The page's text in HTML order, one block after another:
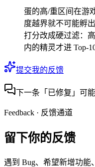
蛋的高/重区间在游
度越界就不可能孵
打分改成硬过滤：
内的精灵才进 Top-10
提交我的反馈
下一条「已修复」可
Feedback · 反馈通道
留下你的反馈
遇到 Bug、希望新增功能